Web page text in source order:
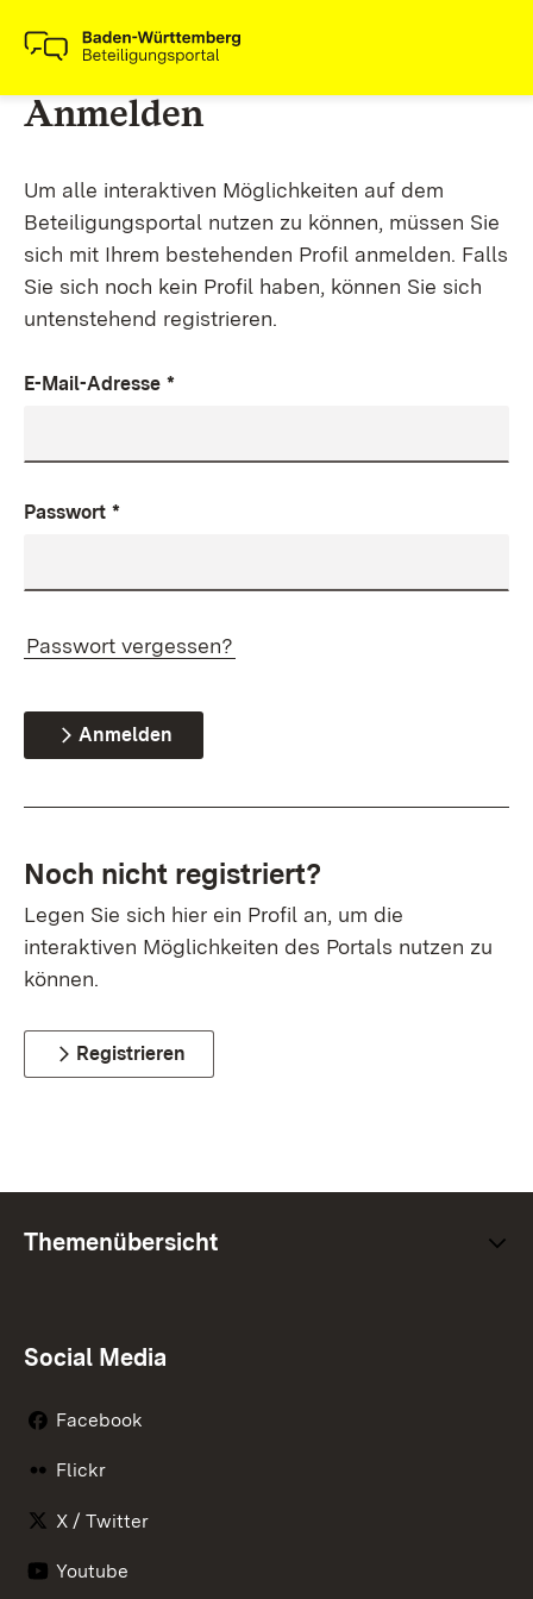
Anmelden
Um alle interaktiven Möglichkeiten auf dem
Beteiligungsportal nutzen zu können, müssen Sie
sich mit Ihrem bestehenden Profil anmelden. Falls
Sie sich noch kein Profil haben, können Sie sich
untenstehend registrieren.
E-Mail-Adresse *
Passwort *
Passwort vergessen?
Anmelden
Noch nicht registriert?
Legen Sie sich hier ein Profil an, um die
interaktiven Möglichkeiten des Portals nutzen zu
können.
Registrieren
Themenübersicht
Social Media
Facebook
Flickr
X / Twitter
Youtube